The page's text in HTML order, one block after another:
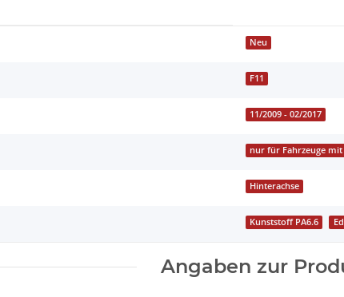
Neu
F11
11/2009 - 02/2017
nur für Fahrzeuge
Hinterachse
Kunststoff PA6.6
Angaben zur